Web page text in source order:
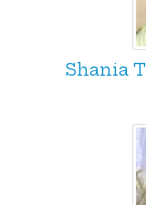
Shania